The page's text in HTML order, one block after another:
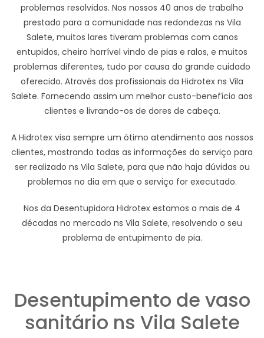
problemas resolvidos. Nos nossos 40 anos de trabalho
prestado para a comunidade nas redondezas ns Vila
Salete, muitos lares tiveram problemas com canos
entupidos, cheiro horrível vindo de pias e ralos, e muitos
problemas diferentes, tudo por causa do grande cuidado
oferecido. Através dos profissionais da Hidrotex ns Vila
Salete. Fornecendo assim um melhor custo-benefício aos
clientes e livrando-os de dores de cabeça.
A Hidrotex visa sempre um ótimo atendimento aos nossos
clientes, mostrando todas as informações do serviço para
ser realizado ns Vila Salete, para que não haja dúvidas ou
problemas no dia em que o serviço for executado.
Nos da Desentupidora Hidrotex estamos a mais de 4
décadas no mercado ns Vila Salete, resolvendo o seu
problema de entupimento de pia.
Desentupimento de vaso
sanitário ns Vila Salete